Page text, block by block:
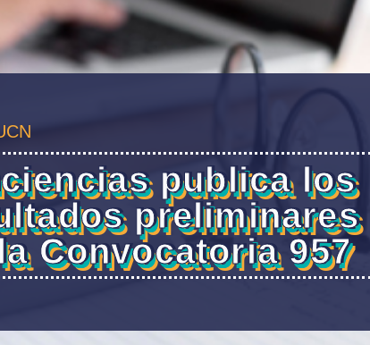
publica los
preliminares
Convocatoria 957